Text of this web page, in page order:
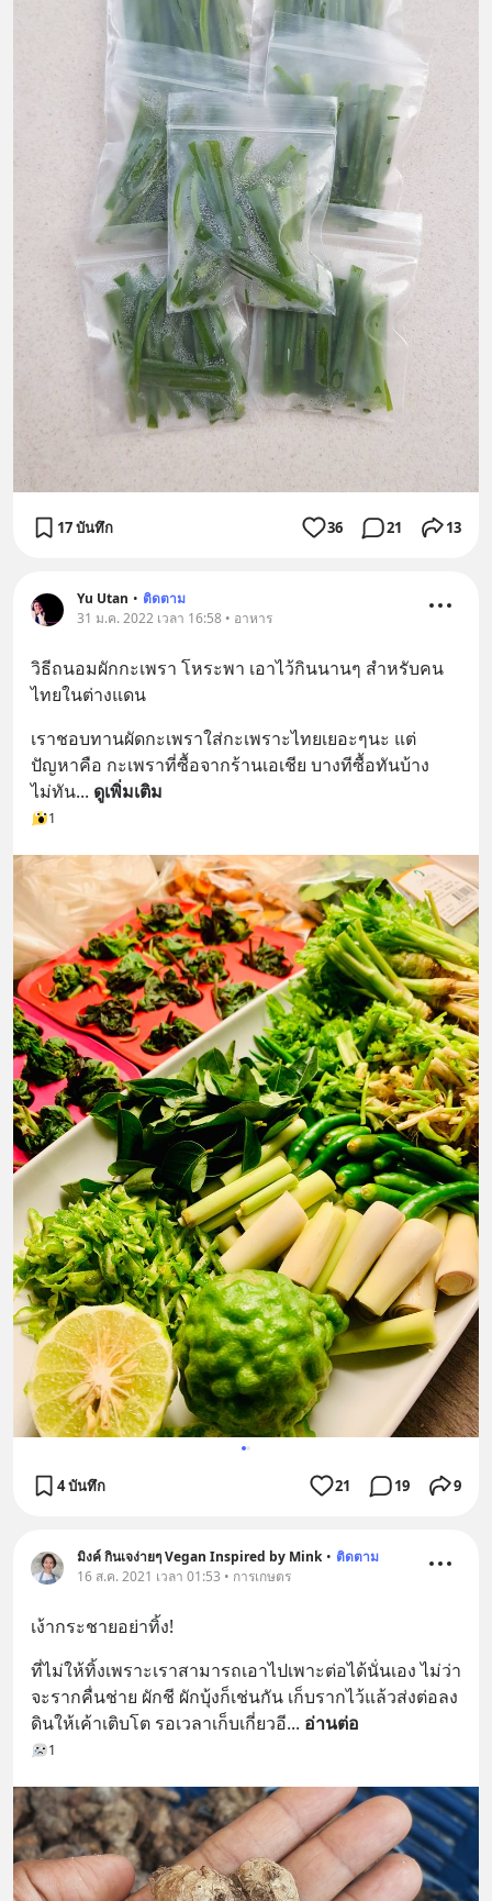
17 บันทึก 36 21 13
Yu Utan • ติดตาม
31 ม.ค. 2022 เวลา 16:58 • อาหาร
วิธีถนอมผักกะเพรา โหระพา เอาไว้กินนานๆ สำหรับคน
ไทยในต่างแดน
เราชอบทานผัดกะเพราใส่กะเพราะไทยเยอะๆนะ แต่
ปัญหาคือ กะเพราที่ซื้อจากร้านเอเชีย บางทีซื้อทันบ้าง
ไม่ทัน... ดูเพิ่มเติม
1
4 บันทึก 21 19 9
มิงค์ กินเจง่ายๆ Vegan Inspired by Mink • ติดตาม
16 ส.ค. 2021 เวลา 01:53 • การเกษตร
เง้ากระชายอย่าทิ้ง!
ที่ไม่ให้ทิ้งเพราะเราสามารถเอาไปเพาะต่อได้นั่นเอง ไม่ว่า
จะรากคื่นช่าย ผักชี ผักบุ้งก็เช่นกัน เก็บรากไว้แล้วส่งต่อลง
ดินให้เค้าเติบโต รอเวลาเก็บเกี่ยวอี... อ่านต่อ
1